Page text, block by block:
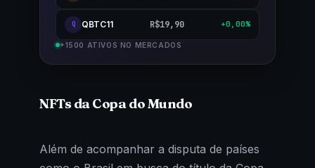
Q QBTC11 R$19,90 +0,00%
+1500 ATIVOS NO MERCADOS
NFTs da Copa do Mundo
Além de acompanhar a disputa de países